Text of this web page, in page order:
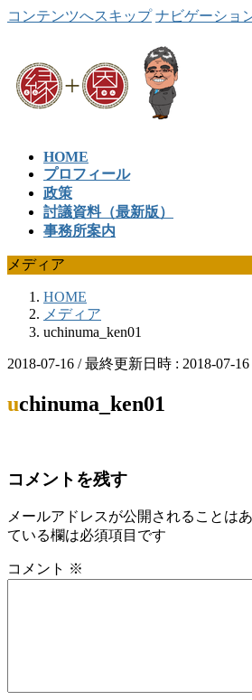
コンテンツへスキップ ナビゲーショ
HOME
プロフィール
政策
討議資料（最新版）
事務所案内
メディア
HOME
メディア
uchinuma_ken01
2018-07-16 / 最終更新日時 : 2018-07-16
uchinuma_ken01
コメントを残す
メールアドレスが公開されることはあ
ている欄は必須項目です
コメント ※